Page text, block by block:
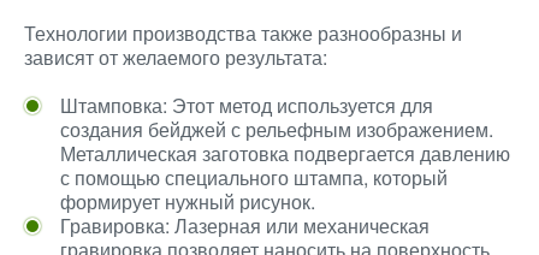
Технологии производства также разнообразны и
зависят от желаемого результата:
Штамповка: Этот метод используется для
создания бейджей с рельефным изображением.
Металлическая заготовка подвергается давлению
с помощью специального штампа, который
формирует нужный рисунок.
Гравировка: Лазерная или механическая